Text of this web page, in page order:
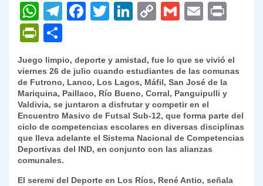
W
h
at
s
A
p
p
T
gr
a
m
F
e
b
o
o
k
T
er
Li
e
dI
n
C
y
Li
n
k
G
l
E
l
P
ri
nt
Fr
ie
n
dl
y
o
m
p
ar
tir
Juego limpio, deporte y amistad, fue lo que se vivió el
viernes 26 de julio cuando estudiantes de las comunas
de Futrono, Lanco, Los Lagos, Máfil, San José de la
Mariquina, Paillaco, Río Bueno, Corral, Panguipulli y
Valdivia, se juntaron a disfrutar y competir en el
Encuentro Masivo de Futsal Sub-12, que forma parte del
ciclo de competencias escolares en diversas disciplinas
que lleva adelante el Sistema Nacional de Competencias
Deportivas del IND, en conjunto con las alianzas
comunales.
El seremi del Deporte en Los Ríos, René Antio, señala